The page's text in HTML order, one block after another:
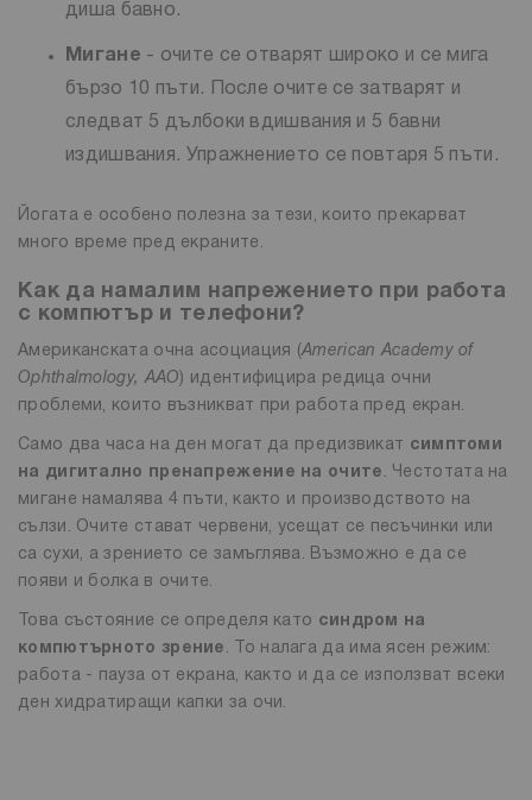
диша бавно.
Мигане - очите се отварят широко и се мига
бързо 10 пъти. После очите се затварят и
следват 5 дълбоки вдишвания и 5 бавни
издишвания. Упражнението се повтаря 5 пъти.
Йогата е особено полезна за тези, които прекарват
много време пред екраните.
Как да намалим напрежението при работа
с компютър и телефони?
Американската очна асоциация (American Academy of
Ophthalmology, AAO) идентифицира редица очни
проблеми, които възникват при работа пред екран.
Само два часа на ден могат да предизвикат симптоми
на дигитално пренапрежение на очите . Честотата на
мигане намалява 4 пъти, както и производството на
сълзи. Очите стават червени, усещат се песъчинки или
са сухи, а зрението се замъглява. Възможно е да се
появи и болка в очите.
Това състояние се определя като синдром на
компютърното зрение . То налага да има ясен режим:
работа - пауза от екрана, както и да се използват всеки
ден хидратиращи капки за очи.